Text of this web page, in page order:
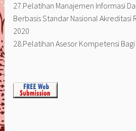
27.Pelatihan Manajemen Informasi
Berbasis Standar Nasional Akreditasi
2020
28.Pelatihan Asesor Kompetensi